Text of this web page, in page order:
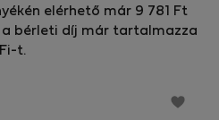
elérhető már 9 781 Ft
bérleti díj már tartalmazza
t.